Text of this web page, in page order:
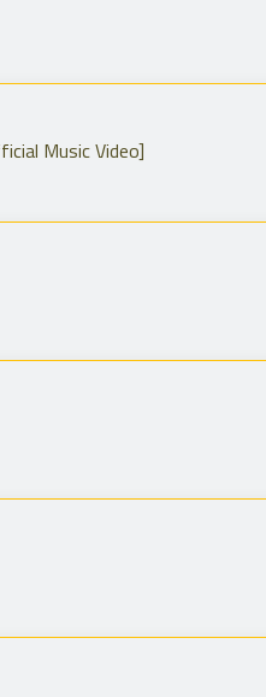
Music Video]